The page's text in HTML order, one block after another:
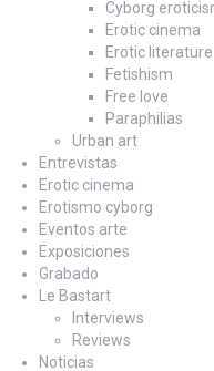
Cyborg
Erotic cinema
Erotic literature
Fetishism
Free love
Paraphilias
Urban art
Entrevistas
Erotic cinema
Erotismo cyborg
Eventos arte
Exposiciones
Grabado
Le Bastart
Interviews
Reviews
Noticias